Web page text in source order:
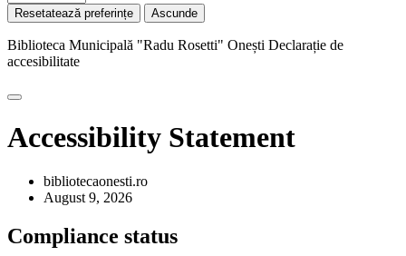
Resetatează preferințe Ascunde
Biblioteca Municipală "Radu Rosetti" Onești Declarație de
accesibilitate
Accessibility Statement
bibliotecaonesti.ro
August 9, 2026
Compliance status